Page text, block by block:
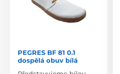
PEGRES BF 81 0.1
dospělá obuv bílá